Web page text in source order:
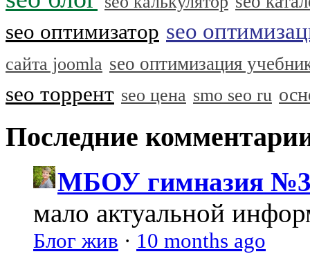
seo оптимизатор seo
сайта joomla seo оптимизация
seo торрент seo цена smo seo ru
Последние
МБОУ гимназия №3
мало актуальной
Блог жив · 10 months ago